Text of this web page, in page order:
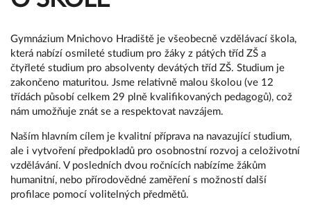
Gymnázium Mnichovo Hradiště je všeobecně vzdělávací škola,
která nabízí osmileté studium pro žáky z pátých tříd ZŠ a
čtyřleté studium pro absolventy devátých tříd ZŠ. Studium je
zakončeno maturitou. Jsme relativně malou školou (ve 12
třídách působí celkem 29 plně kvalifikovaných pedagogů), což
nám umožňuje znát se a respektovat navzájem.
Naším hlavním cílem je kvalitní příprava na navazující studium,
ale i vytvoření předpokladů pro osobnostní rozvoj a celoživotní
vzdělávání. V posledních dvou ročnících nabízíme žákům
humanitní, nebo přírodovědné zaměření s možností další
profilace pomocí volitelných předmětů.